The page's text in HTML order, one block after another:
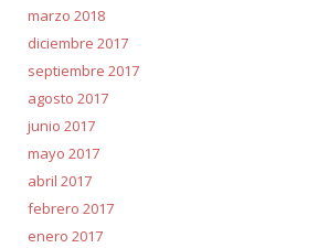
marzo 2018
diciembre 2017
septiembre 2017
agosto 2017
junio 2017
mayo 2017
abril 2017
febrero 2017
enero 2017